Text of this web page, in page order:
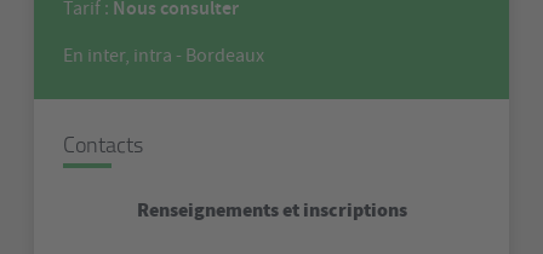
Tarif : Nous consulter
En inter, intra - Bordeaux
Contacts
Renseignements et inscriptions